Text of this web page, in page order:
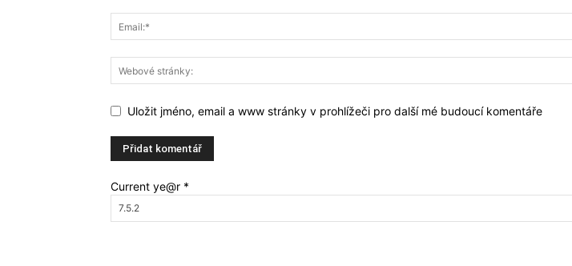
Uložit jméno, email a www stránky v prohlížeči pro další mé budoucí komentáře
Current ye@r *